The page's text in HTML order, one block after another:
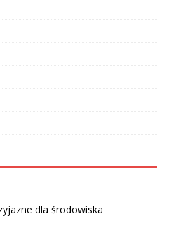
dla środowiska